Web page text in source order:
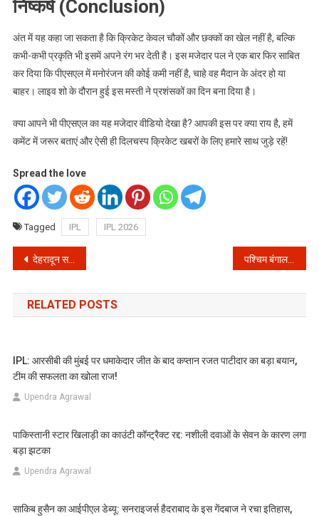
निष्कर्ष (Conclusion)
अंत में यह कहा जा सकता है कि क्रिकेट केवल चौकों और छक्कों का खेल नहीं है, बल्कि
कभी-कभी प्रकृति भी इसमें अपने रंग भर देती है। इस मजेदार पल ने एक बार फिर साबित
कर दिया कि पीएसएल में मनोरंजन की कोई कमी नहीं है, चाहे वह मैदान के अंदर हो या
बाहर। लाइव शो के दौरान हुई इस मस्ती ने प्रशंसकों का दिन बना दिया है।
क्या आपने भी पीएसएल का यह मजेदार वीडियो देखा है? आपकी इस पर क्या राय है, हमें
कमेंट में जरूर बताएं और ऐसी ही दिलचस्प क्रिकेट खबरों के लिए हमारे साथ जुड़े रहें!
Spread the love
Tagged IPL IPL 2026
Post
navigation
देहरादून समाचार: गैस सिलेंडर के लिए शिमला बाईपास पर भारी हंगामा, लोगों ने लगाया एक घंटे का जाम पश्चिम बंगाल के मालदा मामले में बड़ी सफलता: मुख्य साजिशकर्ता पुलिस की गिरफ्त में, अब NIA करेगी मामले की गहन जांच
RELATED POSTS
IPL: आरसीबी की मुंबई पर धमाकेदार जीत के बाद कप्तान रजत पाटीदार का बड़ा बयान,
टीम की सफलता का खोला राज!
Upendra Agrawal
पाकिस्तानी स्टार खिलाड़ी का काउंटी कॉन्ट्रैक्ट रद्द: नशीली दवाओं के सेवन के कारण लगा
बड़ा झटका
Upendra Agrawal
साकिब हुसैन का आईपीएल डेब्यू: सनराइजर्स हैदराबाद के इस गेंदबाज ने रचा इतिहास,